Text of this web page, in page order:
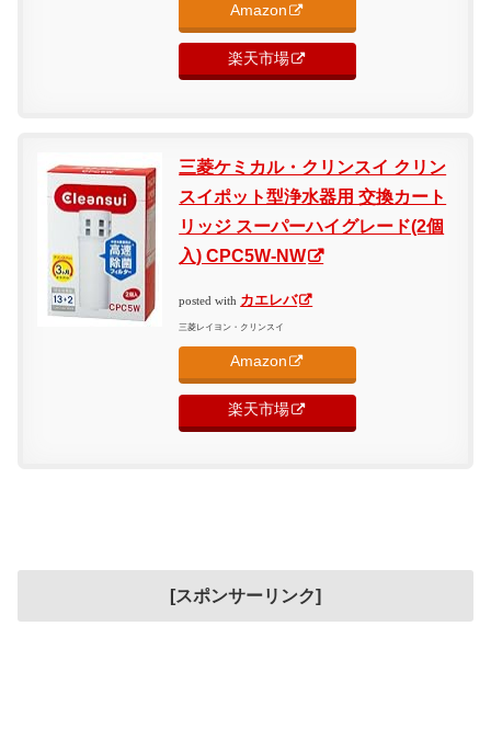
Amazon
楽天市場
三菱ケミカル・クリンスイ クリン
スイポット型浄水器用 交換カート
リッジ スーパーハイグレード(2個
入) CPC5W-NW
posted with カエレバ
三菱レイヨン・クリンスイ
Amazon
楽天市場
[スポンサーリンク]